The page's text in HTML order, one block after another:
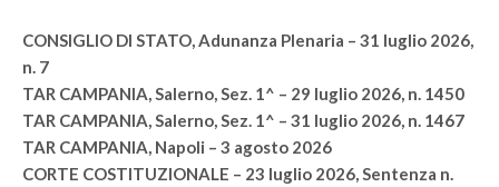
CONSIGLIO DI STATO, Adunanza Plenaria – 31 luglio 2026,
n. 7
TAR CAMPANIA, Salerno, Sez. 1^ – 29 luglio 2026, n. 1450
TAR CAMPANIA, Salerno, Sez. 1^ – 31 luglio 2026, n. 1467
TAR CAMPANIA, Napoli – 3 agosto 2026
CORTE COSTITUZIONALE – 23 luglio 2026, Sentenza n.